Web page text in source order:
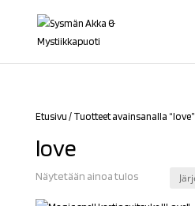
Etusivu / Tuotteet avainsanalla “love”
love
Näytetään ainoa tulos